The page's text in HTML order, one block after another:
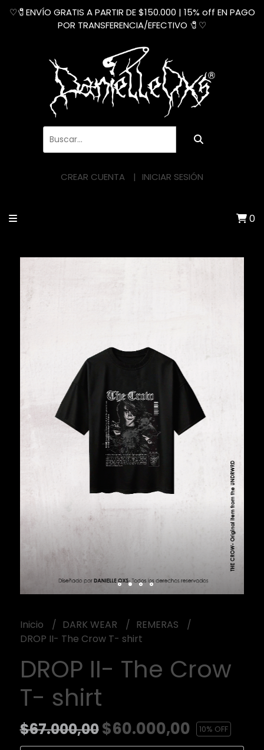
♡🧷ENVÍO GRATIS A PARTIR DE $150.000 | 15% off EN PAGO
POR TRANSFERENCIA/EFECTIVO 🧷♡
CREAR CUENTA INICIAR SESIÓN
0
Inicio DARK WEAR
REMERAS
DROP II- The Crow T- shirt
DROP II- The Crow
T- shirt
$67.000,00$60.000,00 10% OFF